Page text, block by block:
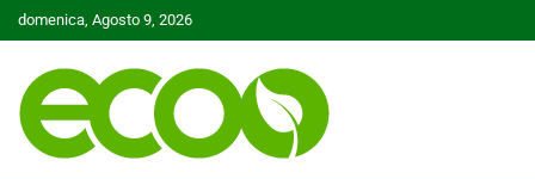
Skip
to
domenica, Agosto 9, 2026